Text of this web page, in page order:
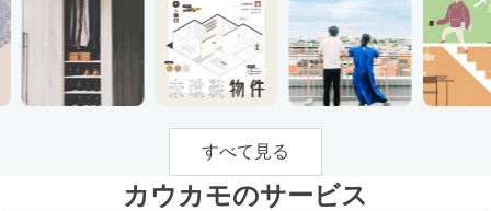
すべて見る
カウカモのサービス